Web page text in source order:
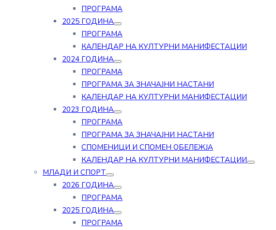
ПРОГРАМА
2025 ГОДИНА
ПРОГРАМА
КАЛЕНДАР НА КУЛТУРНИ МАНИФЕСТАЦИИ
2024 ГОДИНА
ПРОГРАМА
ПРОГРАМА ЗА ЗНАЧАЈНИ НАСТАНИ
КАЛЕНДАР НА КУЛТУРНИ МАНИФЕСТАЦИИ
2023 ГОДИНА
ПРОГРАМА
ПРОГРАМА ЗА ЗНАЧАЈНИ НАСТАНИ
СПОМЕНИЦИ И СПОМЕН ОБЕЛЕЖЈА
КАЛЕНДАР НА КУЛТУРНИ МАНИФЕСТАЦИИ
МЛАДИ И СПОРТ
2026 ГОДИНА
ПРОГРАМА
2025 ГОДИНА
ПРОГРАМА